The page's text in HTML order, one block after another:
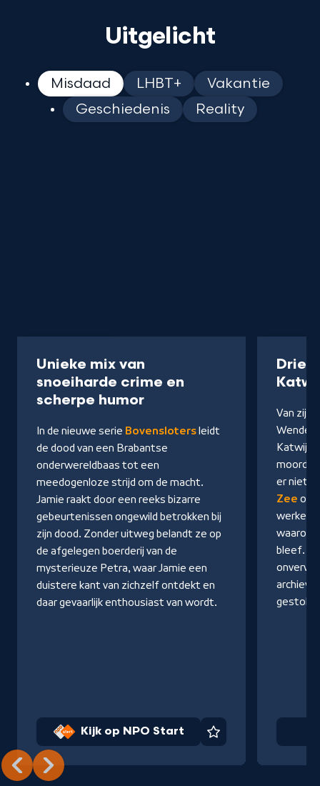
Uitgelicht
Misdaad LHBT+
Vakantie
Geschiedenis
Reality
Unieke mix van
snoeiharde crime en
scherpe humor-
op
NPO
Start
In de nieuwe serie Bovensloters leidt
de dood van een Brabantse
onderwereldbaas tot een
meedogenloze strijd om de macht.
Jamie raakt door een reeks bizarre
gebeurtenissen ongewild betrokken bij
zijn dood. Zonder uitweg belandt ze op
de afgelegen boerderij van de
mysterieuze Petra, waar Jamie een
duistere kant van zichzelf ontdekt en
daar gevaarlijk enthousiast van wordt.
Kijk op NPO Start Favoriet
Drie
Van zijn
Wendel
er niet
Zee
werkelijk
waarom
bleef.